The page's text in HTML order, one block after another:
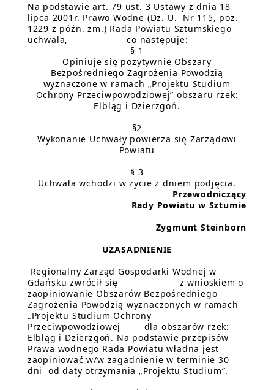
Na podstawie art. 79 ust. 3 Ustawy z dnia 18
lipca 2001r. Prawo Wodne (Dz. U. Nr 115, poz.
1229 z późn. zm.) Rada Powiatu Sztumskiego
uchwala, co następuje:
§ 1
Opiniuje się pozytywnie Obszary
Bezpośredniego Zagrożenia Powodzią
wyznaczone w ramach „Projektu Studium
Ochrony Przeciwpowodziowej” obszaru rzek:
Elbląg i Dzierzgoń.
§2
Wykonanie Uchwały powierza się Zarządowi
Powiatu
§ 3
Uchwała wchodzi w życie z dniem podjęcia.
Przewodniczący
Rady Powiatu w Sztumie
Zygmunt Steinborn
UZASADNIENIE
Regionalny Zarząd Gospodarki Wodnej w
Gdańsku zwrócił się z wnioskiem o
zaopiniowanie Obszarów Bezpośredniego
Zagrożenia Powodzią wyznaczonych w ramach
„Projektu Studium Ochrony
Przeciwpowodziowej dla obszarów rzek:
Elbląg i Dzierzgoń. Na podstawie przepisów
Prawa wodnego Rada Powiatu władna jest
zaopiniować w/w zagadnienie w terminie 30
dni od daty otrzymania „Projektu Studium”.